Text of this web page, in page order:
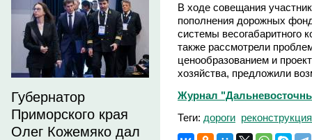
Губернатор
Приморского края
Олег Кожемяко дал
В ходе совещания
пополнения дорожных
системы весогабаритного
также рассмотрели
ценообразованием и
хозяйства, предложили
Журнал
Теги: дороги реконструкция